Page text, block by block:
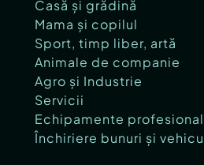
Casă și grădină
Mama și copilul
Sport, timp liber, artă
Animale de companie
Agro și Industrie
Servicii
Echipamente
Închiriere bunuri și